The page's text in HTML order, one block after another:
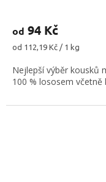
od 94 Kč
Měrná
od 112,19 Kč / 1 kg
Nejlepší výběr kousků
100 % lososem včetně